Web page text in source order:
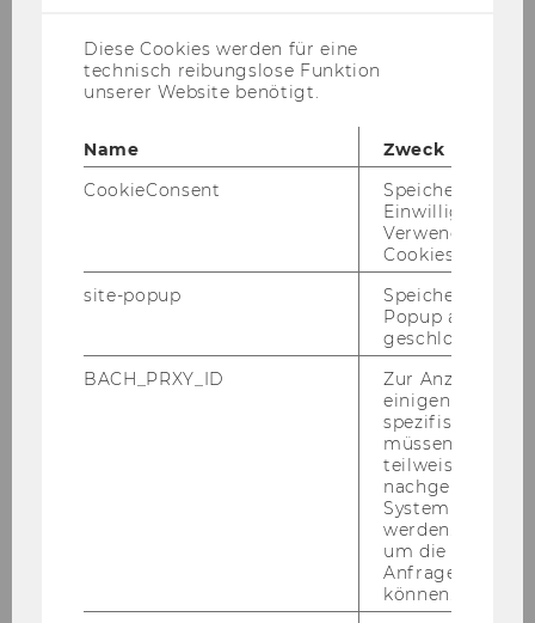
Risk Literacy
Diese Cookies werden für eine
technisch reibungslose Funktion
unserer Website benötigt.
Name
Zweck
CookieConsent
Speichert Ihre
Einwilligung zur
Verwendung von
Cookies.
site-popup
Speichert ob ein
Popup
geschlossen
BACH_PRXY_ID
Zur Anzeige von
einigen WU-
spezifischen
müssen
teilweise von
nachgelagerten
System
werden.
um die Antwort
Anfrage
können.